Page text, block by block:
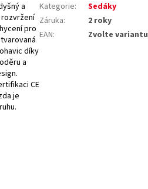
a
pro
díky
a
CE
je
Kategorie:
Sedáky
Záruka:
2 roky
EAN: Zvolte variantu